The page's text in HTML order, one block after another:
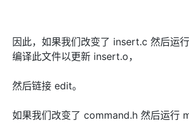
因此，如果我们改变了 insert.c 然后运
编译此文件以更新 insert.o，
然后链接 edit。
如果我们改变了 command.h 然后运行